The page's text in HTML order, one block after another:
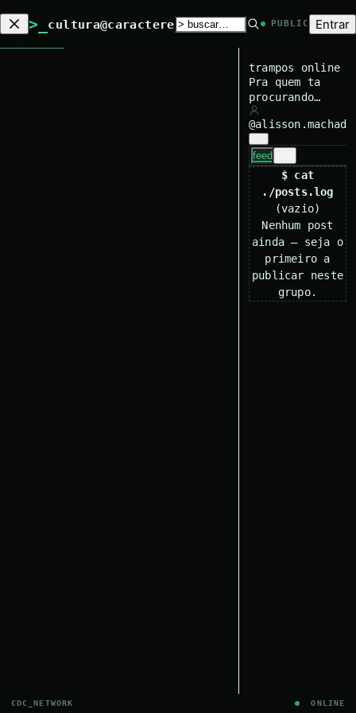
>_ cultura@caractere PUBLIC Entrar
trampos online
Pra quem ta
procurando
empregos
online
@alisson.machado
feed
$ cat
./posts.log
(vazio)
Nenhum post
ainda — seja o
primeiro a
publicar neste
grupo.
CDC_NETWORK ONLINE